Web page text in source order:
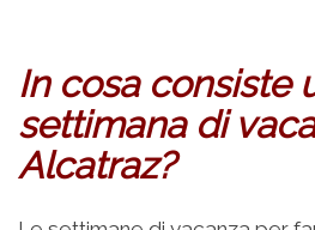
In cosa consiste
settimana di
Alcatraz?